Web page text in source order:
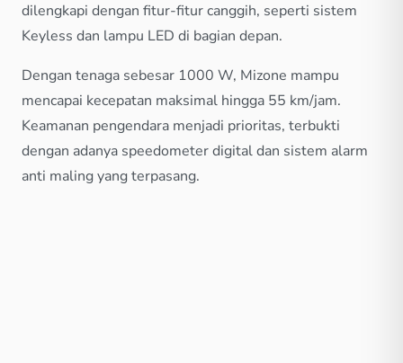
dilengkapi dengan fitur-fitur canggih, seperti sistem
Keyless dan lampu LED di bagian depan.
Dengan tenaga sebesar 1000 W, Mizone mampu
mencapai kecepatan maksimal hingga 55 km/jam.
Keamanan pengendara menjadi prioritas, terbukti
dengan adanya speedometer digital dan sistem alarm
anti maling yang terpasang.